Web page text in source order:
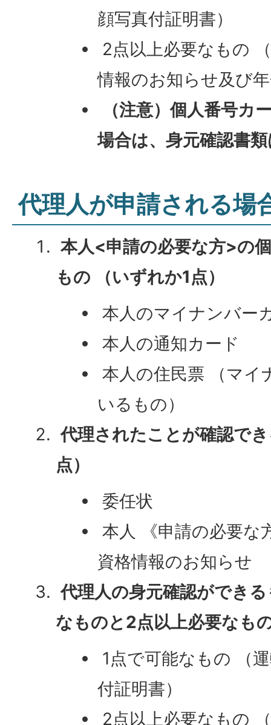
顔写真付証明書）
2点以上必要なもの
情報のお知らせ及び
（注意）個人番号カ
場合は、身元確認書
代理人が申請される場
本人<申請の必要な方>の
もの （いずれか1点）
本人のマイナンバー
本人の通知カード
本人の住民票 （マイ
いるもの）
代理されたことが確認で
点）
委任状
本人 《申請の必要な
資格情報のお知らせ
代理人の身元確認ができ
なものと2点以上必要なも
1点で可能なもの （
付証明書）
2点以上必要なもの